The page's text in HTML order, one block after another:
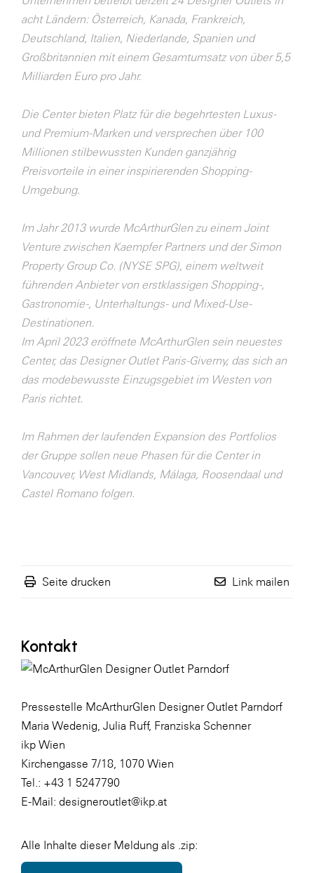
acht Ländern: Österreich, Kanada, Frankreich,
Deutschland, Italien, Niederlande, Spanien und
Großbritannien mit einem Gesamtumsatz von über 5,5
Milliarden Euro pro Jahr.
Die Center bieten Platz für die begehrtesten Luxus-
und Premium-Marken und versprechen über 100
Millionen stilbewussten Kunden ganzjährig
Preisvorteile in einer inspirierenden Shopping-
Umgebung.
Im Jahr 2013 wurde McArthurGlen zu einem Joint
Venture zwischen Kaempfer Partners und der Simon
Property Group Co. (NYSE SPG), einem weltweit
führenden Anbieter von erstklassigen Shopping-,
Gastronomie-, Unterhaltungs- und Mixed-Use-
Destinationen.
Im April 2023 eröffnete McArthurGlen sein neuestes
Center, das Designer Outlet Paris-Giverny, das sich an
das modebewusste Einzugsgebiet im Westen von
Paris richtet.
Im Rahmen der laufenden Expansion des Portfolios
der Gruppe sollen neue Phasen für die Center in
Vancouver, West Midlands, Málaga, Roosendaal und
Castel Romano folgen.
Seite drucken Link mailen
Kontakt
Pressestelle McArthurGlen Designer Outlet Parndorf
Maria Wedenig, Julia Ruff, Franziska Schenner
ikp Wien
Kirchengasse 7/18, 1070 Wien
Tel.: +43 1 5247790
E-Mail: designeroutlet@ikp.at
Alle Inhalte dieser Meldung als .zip: